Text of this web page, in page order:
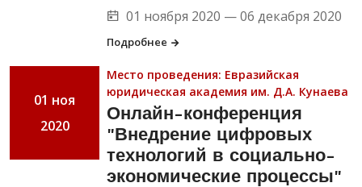
01 ноября 2020 — 06 декабря 2020
Подробнее
01 ноя
2020
Место проведения: Евразийская
юридическая академия им. Д.А. Кунаева
Онлайн-конференция
"Внедрение цифровых
технологий в социально-
экономические процессы"